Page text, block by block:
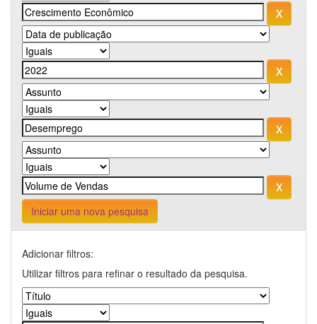
Iniciar uma nova pesquisa
Adicionar filtros:
Utilizar filtros para refinar o resultado da pesquisa.